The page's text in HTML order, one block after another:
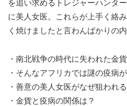
を追い求めるトレジャーハンタ
に美人女医。これらが上手く絡
く焼けましたと言わんばかりの
・南北戦争の時代に失われた金
・そんなアフリカでは謎の疫病
・善意の美人女医がなぜ狙われる
・金貨と疫病の関係は？